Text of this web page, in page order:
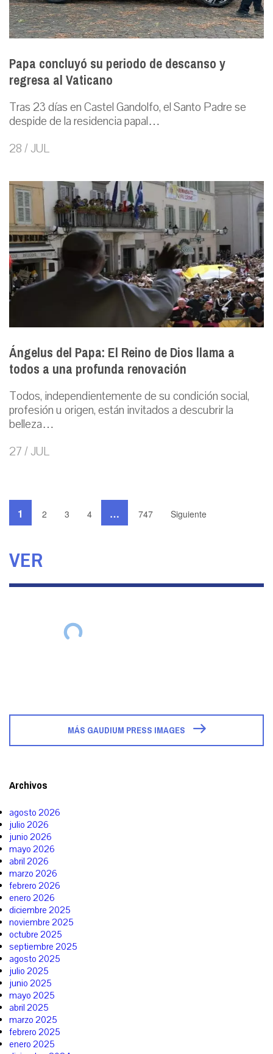
Papa concluyó su periodo de descanso y
regresa al Vaticano
Tras 23 días en Castel Gandolfo, el Santo Padre se
despide de la residencia papal…
28 / JUL
Ángelus del Papa: El Reino de Dios llama a
todos a una profunda renovación
Todos, independientemente de su condición social,
profesión u origen, están invitados a descubrir la
belleza…
27 / JUL
1 2 3 4 … 747 Siguiente
VER
MÁS GAUDIUM PRESS IMAGES
Archivos
agosto 2026
julio 2026
junio 2026
mayo 2026
abril 2026
marzo 2026
febrero 2026
enero 2026
diciembre 2025
noviembre 2025
octubre 2025
septiembre 2025
agosto 2025
julio 2025
junio 2025
mayo 2025
abril 2025
marzo 2025
febrero 2025
enero 2025